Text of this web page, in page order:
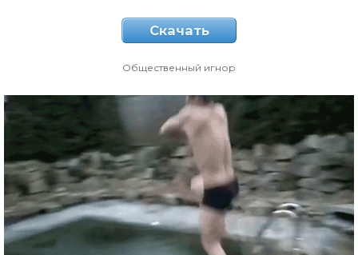
Скачать
Общественный игнор